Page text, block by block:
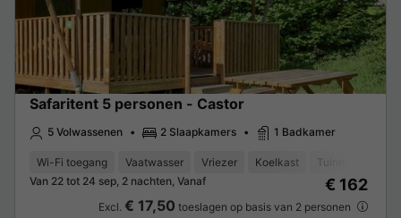
Safaritent 5 personen - Castor
5 Volwassenen 2 Slaapkamers 1 Badkamer
Wi-Fi toegang Vaatwasser Vriezer Koelkast
Van 22 tot 24 sep, 2 nachten, Vanaf
€ 162
Excl. € 17,50 toeslagen op basis van 2 personen